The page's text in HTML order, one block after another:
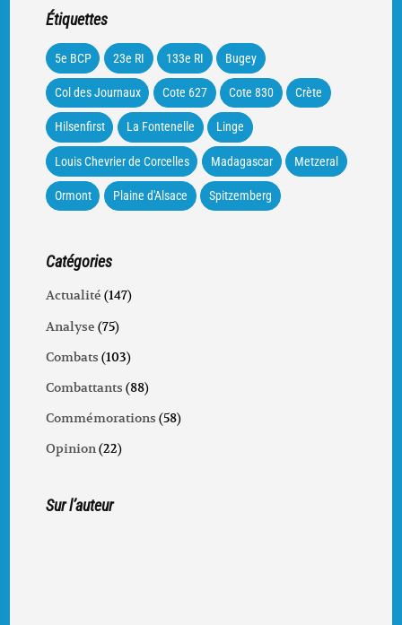
Étiquettes
5e BCP 23e RI 133e RI Bugey
Col des Journaux Cote 627 Cote 830 Crète
Hilsenfirst La Fontenelle Linge
Louis Chevrier de Corcelles Madagascar Metzeral
Ormont Plaine d'Alsace Spitzemberg
Catégories
Actualité (147)
Analyse (75)
Combats (103)
Combattants (88)
Commémorations (58)
Opinion(22)
Sur l’auteur